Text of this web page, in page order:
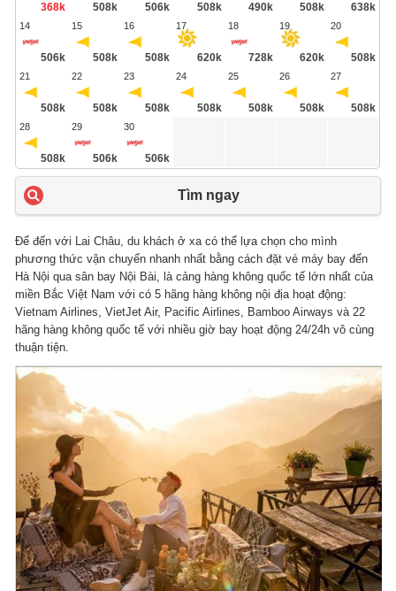
368k 508k 506k 508k 490k 508k 638k
14
506k
15
508k
16
508k
17
620k
18
728k
19
620k
20
508k
21
508k
22
508k
23
508k
24
508k
25
508k
26
508k
27
508k
28
508k
29
506k
30
506k
Tìm ngay
Để đến với Lai Châu, du khách ở xa có thể lựa chọn cho mình
phương thức vận chuyển nhanh nhất bằng cách đặt vé máy bay đến
Hà Nội qua sân bay Nội Bài, là cảng hàng không quốc tế lớn nhất của
miền Bắc Việt Nam với có 5 hãng hàng không nội địa hoạt động:
Vietnam Airlines, VietJet Air, Pacific Airlines, Bamboo Airways và 22
hãng hàng không quốc tế với nhiều giờ bay hoạt động 24/24h vô cùng
thuận tiện.